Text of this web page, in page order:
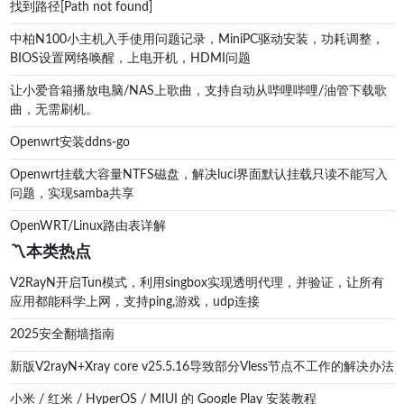
找到路径[Path not found]
中柏N100小主机入手使用问题记录，MiniPC驱动安装，功耗调整，
BIOS设置网络唤醒，上电开机，HDMI问题
让小爱音箱播放电脑/NAS上歌曲，支持自动从哔哩哔哩/油管下载歌
曲，无需刷机。
Openwrt安装ddns-go
Openwrt挂载大容量NTFS磁盘，解决luci界面默认挂载只读不能写入
问题，实现samba共享
OpenWRT/Linux路由表详解
〽️本类热点
V2RayN开启Tun模式，利用singbox实现透明代理，并验证，让所有
应用都能科学上网，支持ping,游戏，udp连接
2025安全翻墙指南
新版V2rayN+Xray core v25.5.16导致部分Vless节点不工作的解决办法
小米 / 红米 / HyperOS / MIUI 的 Google Play 安装教程